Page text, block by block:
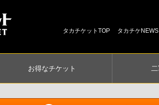
タカチケットTOP タカチケNEWS
お得なチケット